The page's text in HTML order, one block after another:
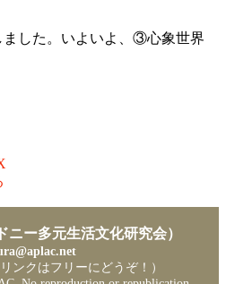
した。いよいよ、③心象世界
ニー多元生活文化研究会）
ンクはフリーにどうぞ！）